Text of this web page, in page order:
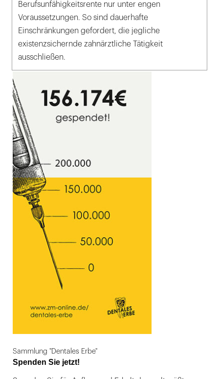
Berufsunfähigkeitsrente nur unter engen
Voraussetzungen. So sind dauerhafte
Einschränkungen gefordert, die jegliche
existenzsichernde zahnärztliche Tätigkeit
ausschließen.
Sammlung "Dentales Erbe"
Spenden Sie jetzt!